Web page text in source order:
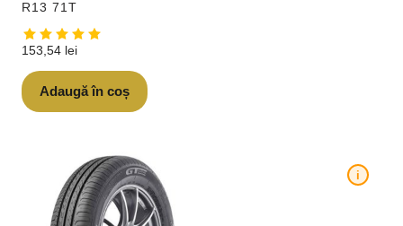
R13 71T
153,54 lei
Adaugă în coș
i